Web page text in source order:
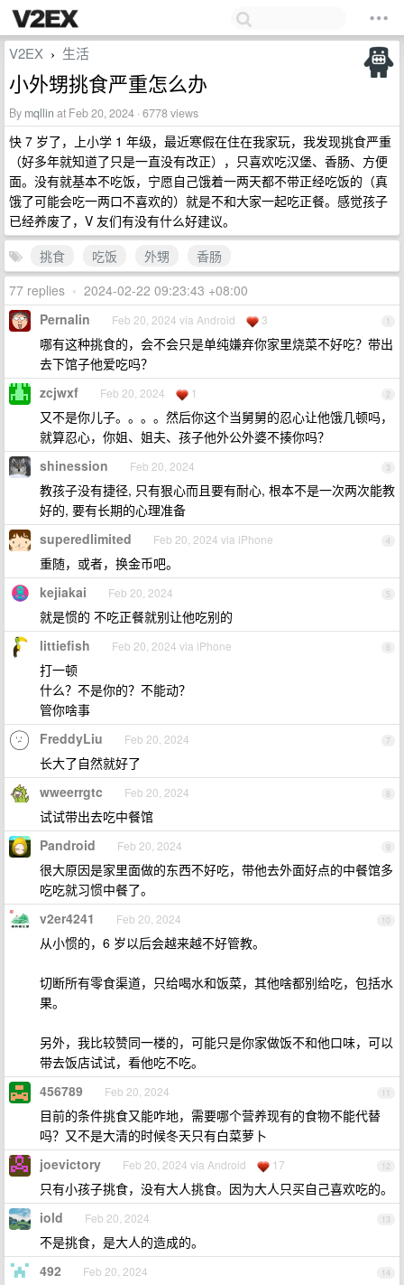
V2EX › 生活
小外甥挑食严重怎么办
By mqllin at Feb 20, 2024 · 6778 views
快 7 岁了，上小学 1 年级，最近寒假在住在我家玩，我发现挑食严重
（好多年就知道了只是一直没有改正），只喜欢吃汉堡、香肠、方便
面。没有就基本不吃饭，宁愿自己饿着一两天都不带正经吃饭的（真
饿了可能会吃一两口不喜欢的）就是不和大家一起吃正餐。感觉孩子
已经养废了，V 友们有没有什么好建议。
挑食
吃饭 外甥
香肠
77 replies • 2024-02-22 09:23:43 +08:00
1
Pernalin Feb 20, 2024 via Android 3
哪有这种挑食的，会不会只是单纯嫌弃你家里烧菜不好吃？带出
去下馆子他爱吃吗？
2
zcjwxf Feb 20, 2024 1
又不是你儿子。。。。然后你这个当舅舅的忍心让他饿几顿吗，
就算忍心，你姐、姐夫、孩子他外公外婆不揍你吗？
3
shinession Feb 20, 2024
教孩子没有捷径, 只有狠心而且要有耐心, 根本不是一次两次能教
好的, 要有长期的心理准备
4
superedlimited Feb 20, 2024 via iPhone
重随，或者，换金币吧。
5
kejiakai Feb 20, 2024
就是惯的 不吃正餐就别让他吃别的
6
littiefish Feb 20, 2024 via iPhone
打一顿
什么？不是你的？不能动？
管你啥事
7
FreddyLiu Feb 20, 2024
长大了自然就好了
8
wweerrgtc Feb 20, 2024
试试带出去吃中餐馆
9
Pandroid Feb 20, 2024
很大原因是家里面做的东西不好吃，带他去外面好点的中餐馆多
吃吃就习惯中餐了。
10
v2er4241 Feb 20, 2024
从小惯的，6 岁以后会越来越不好管教。
切断所有零食渠道，只给喝水和饭菜，其他啥都别给吃，包括水
果。
另外，我比较赞同一楼的，可能只是你家做饭不和他口味，可以
带去饭店试试，看他吃不吃。
11
456789 Feb 20, 2024
目前的条件挑食又能咋地，需要哪个营养现有的食物不能代替
吗？又不是大清的时候冬天只有白菜萝卜
12
joevictory Feb 20, 2024 via Android 17
只有小孩子挑食，没有大人挑食。因为大人只买自己喜欢吃的。
13
iold Feb 20, 2024
不是挑食，是大人的造成的。
14
492 Feb 20, 2024